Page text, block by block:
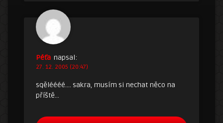
Péťa napsal:
27. 12. 2005 (20:47)
sqěléééé…. sakra, musím si nechat něco na
příště…